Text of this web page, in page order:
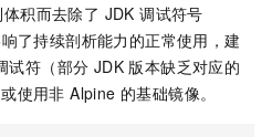
积而去除了 JDK 调试符号
了持续剖析能力的正常使用，建
符（部分 JDK 版本缺乏对应的
使用非 Alpine 的基础镜像。